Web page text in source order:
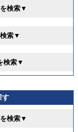
検索▼
索▼
検索▼
す
検索▼